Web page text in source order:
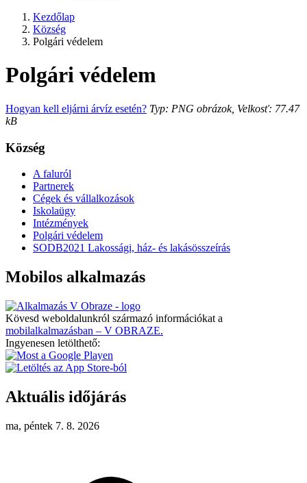
Kezdőlap
Község
Polgári védelem
Polgári védelem
Hogyan kell eljárni árvíz esetén? Typ: PNG obrázok, Velkosť: 77.47
kB
Község
A faluról
Partnerek
Cégek és vállalkozások
Iskolaügy
Intézmények
Polgári védelem
SODB2021 Lakossági, ház- és lakásösszeírás
Mobilos alkalmazás
Kövesd weboldalunkról származó információkat a
mobilalkalmazásban – V OBRAZE.
Ingyenesen letölthető:
Aktuális időjárás
ma, péntek 7. 8. 2026